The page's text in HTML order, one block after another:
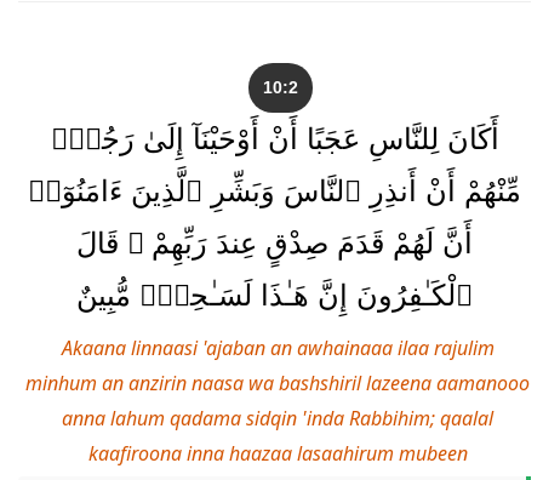
10:2
أَكَانَ لِلنَّاسِ عَجَبًا أَنْ أَوْحَيْنَآ إِلَىٰ رَجُلٍۢ
مِّنْهُمْ أَنْ أَنذِرِ ٱلنَّاسَ وَبَشِّرِ ٱلَّذِينَ ءَامَنُوٓا۟
أَنَّ لَهُمْ قَدَمَ صِدْقٍ عِندَ رَبِّهِمْ ۗ قَالَ
ٱلْكَـٰفِرُونَ إِنَّ هَـٰذَا لَسَـٰحِرٌۭ مُّبِينٌ
Akaana linnaasi 'ajaban an awhainaaa ilaa rajulim
minhum an anzirin naasa wa bashshiril lazeena aamanooo
anna lahum qadama sidqin 'inda Rabbihim; qaalal
kaafiroona inna haazaa lasaahirum mubeen